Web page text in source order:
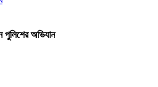
পুলিশের অভিযান